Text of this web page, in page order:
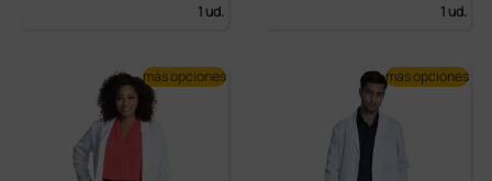
1 ud.
1 ud.
más opciones más opciones